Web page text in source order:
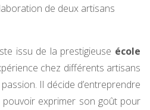
de deux artisans
issu de la prestigieuse école
chez différents artisans
Il décide d’entreprendre
exprimer son goût pour